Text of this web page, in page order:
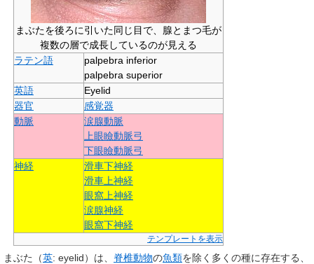
まぶたを後ろに引いた同じ目で、腺とまつ毛が
複数の層で成長しているのが見える
ラテン語
palpebra inferior
palpebra superior
英語
Eyelid
器官
感覚器
動脈
涙腺動脈
上眼瞼動脈弓
下眼瞼動脈弓
神経
滑車下神経
滑車上神経
眼窩上神経
涙腺神経
眼窩下神経
テンプレートを表示
まぶた （英: eyelid）は、 脊椎動物の魚類を除く多くの種に存在する、